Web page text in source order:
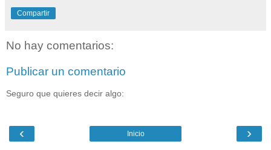
Compartir
No hay comentarios:
Publicar un comentario
Seguro que quieres decir algo:
‹ ›
Inicio